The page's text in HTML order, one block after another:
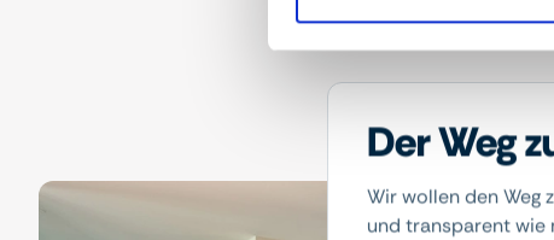
Der Weg
Wir wollen den Weg
und transparent wie